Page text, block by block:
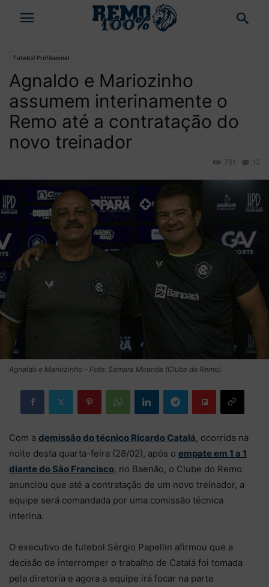
Futebol Profissional
Agnaldo e Mariozinho
assumem interinamente o
Remo até a contratação do
novo treinador
12
791
Agnaldo e Mariozinho – Foto: Samara Miranda (Clube do Remo)
Com a demissão do técnico Ricardo Catalá, ocorrida na
noite desta quarta-feira (28/02), após o empate em 1 a 1
diante do São Francisco, no Baenão, o Clube do Remo
anunciou que até a contratação de um novo treinador, a
equipe será comandada por uma comissão técnica
interina.
O executivo de futebol Sérgio Papellin afirmou que a
decisão de interromper o trabalho de Catalá foi tomada
pela diretoria e agora a equipe irá focar na parte